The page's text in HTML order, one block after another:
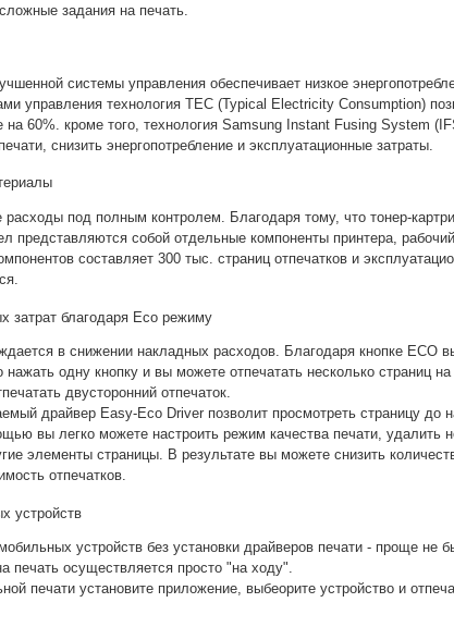
задания на печать.
системы управления обеспечивает низкое
управления технология TEC (Typical Electricity Consumption)
на 60%. кроме того, технология Samsung Instant Fusing System
снизить энергопотребление и эксплуатационные затраты.
расходы под полным контролем. Благодаря тому, что тонер-
представляются собой отдельные компоненты принтера,
составляет 300 тыс. страниц отпечатков и
затрат благодаря Eco режиму
в снижении накладных расходов. Благодаря кнопке ECO
нажать одну кнопку и вы можете отпечатать несколько страниц
двусторонний отпечаток.
драйвер Easy-Eco Driver позволит просмотреть страницу до
вы легко можете настроить режим качества печати, удалить
элементы страницы. В результате вы можете снизить
отпечатков.
устройств
устройств без установки драйверов печати - проще не
печать осуществляется просто "на ходу".
печати установите приложение, выбеорите устройство и